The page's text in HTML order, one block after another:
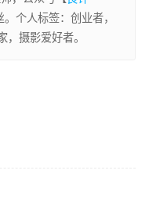
个人标签：创业者，
摄影爱好者。